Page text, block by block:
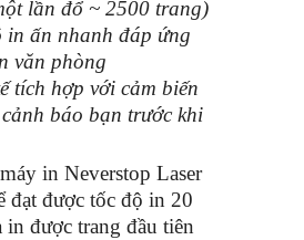
lần đổ ~ 2500 trang)
ấn nhanh đáp ứng
văn phòng
hợp với cảm biến
báo bạn trước khi
in Neverstop Laser
đạt được tốc độ in 20
in được trang đầu tiên